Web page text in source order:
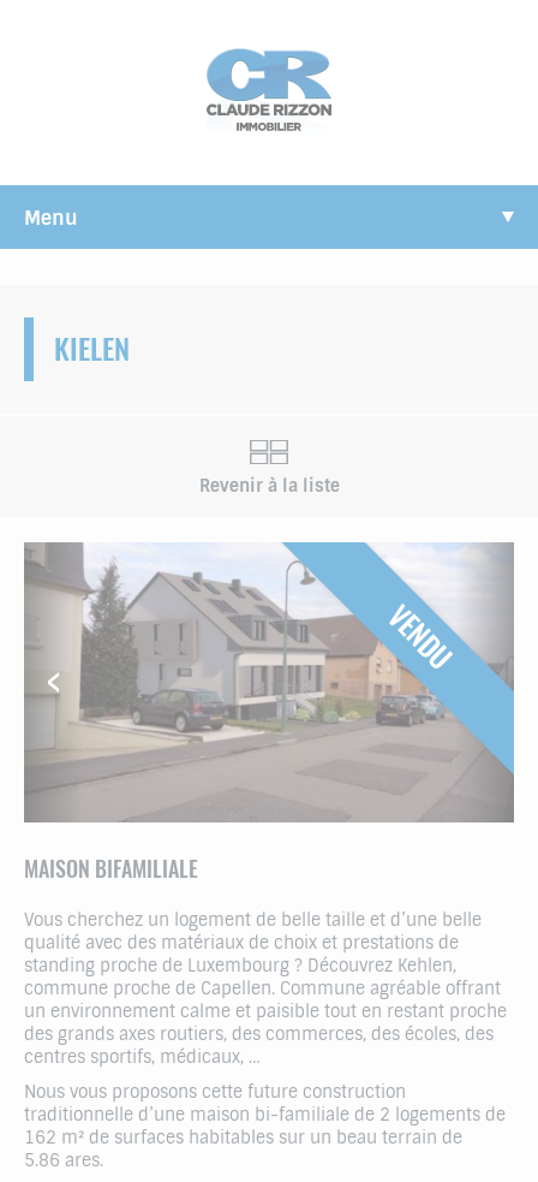
Menu
KIELEN
Revenir à la liste
VENDU
MAISON BIFAMILIALE
Vous cherchez un logement de belle taille et d’une belle
qualité avec des matériaux de choix et prestations de
standing proche de Luxembourg ? Découvrez Kehlen,
commune proche de Capellen. Commune agréable offrant
un environnement calme et paisible tout en restant proche
des grands axes routiers, des commerces, des écoles, des
centres sportifs, médicaux, …
Nous vous proposons cette future construction
traditionnelle d’une maison bi-familiale de 2 logements de
162 m² de surfaces habitables sur un beau terrain de
5.86 ares.